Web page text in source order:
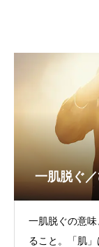
一肌脱ぐ
一肌脱ぐの意
ること。「肌